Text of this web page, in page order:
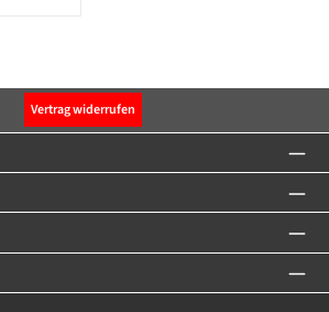
Vertrag widerrufen